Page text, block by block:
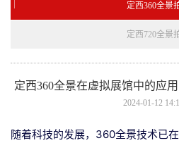
定西360全景
定西720全景
定西360全景在虚拟展馆中的应
2024-01-12
随着科技的发展，360全景技术已